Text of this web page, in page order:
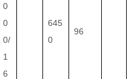
0
0
0/
1
6
645
0
96